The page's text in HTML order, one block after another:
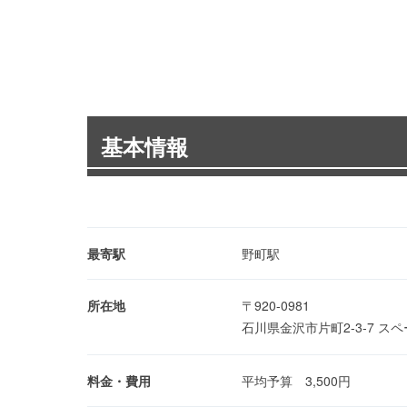
基本情報
最寄駅 野町駅
所在地
〒920-0981
石川県金沢市片町2-3-7 ス
料金・費用 平均予算 3,500円